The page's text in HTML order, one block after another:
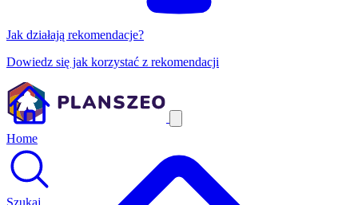
Jak działają rekomendacje?
Dowiedz się jak korzystać z rekomendacji
Home
Szukaj